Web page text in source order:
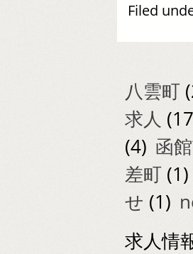
Filed
八雲町
求人
(4) 函
差町 (1)
せ (1)
求人情